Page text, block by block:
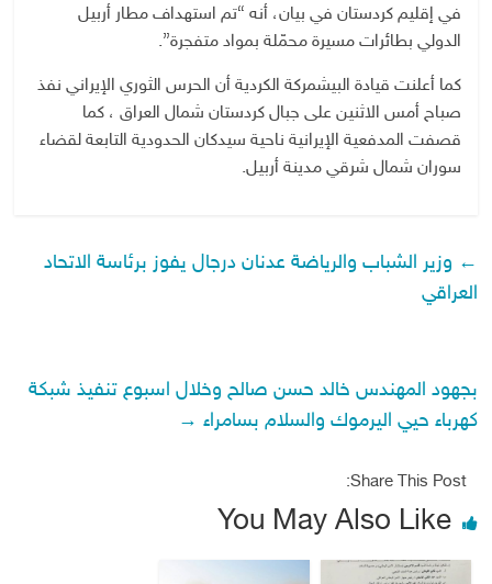
في إقليم كردستان في بيان، أنه “تم استهداف مطار أربيل
الدولي بطائرات مسيرة محمّلة بمواد متفجرة”.
كما أعلنت قيادة البيشمركة الكردية أن الحرس الثوري الإيراني نفذ
صباح أمس الاثنين على جبال كردستان شمال العراق ، كما
قصفت المدفعية الإيرانية ناحية سيدكان الحدودية التابعة لقضاء
سوران شمال شرقي مدينة أربيل.
← وزير الشباب والرياضة عدنان درجال يفوز برئاسة الاتحاد
العراقي
بجهود المهندس خالد حسن صالح وخلال اسبوع تنفيذ شبكة
كهرباء حيي اليرموك والسلام بسامراء →
Share This Post:
You May Also Like